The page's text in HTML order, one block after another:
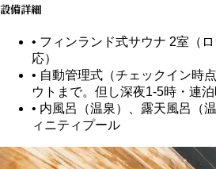
設備詳細
• フィンランド式サウナ 2室（
応）
• 自動管理式（チェックイン時
ウトまで。但し深夜1-5時・連泊
• 内風呂（温泉）、露天風呂（
ィニティプール